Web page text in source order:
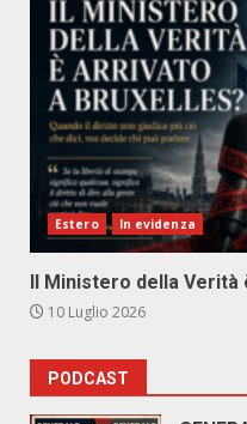
Estero In evidenza
Il Ministero della Verità
10 Luglio 2026
PODCAST